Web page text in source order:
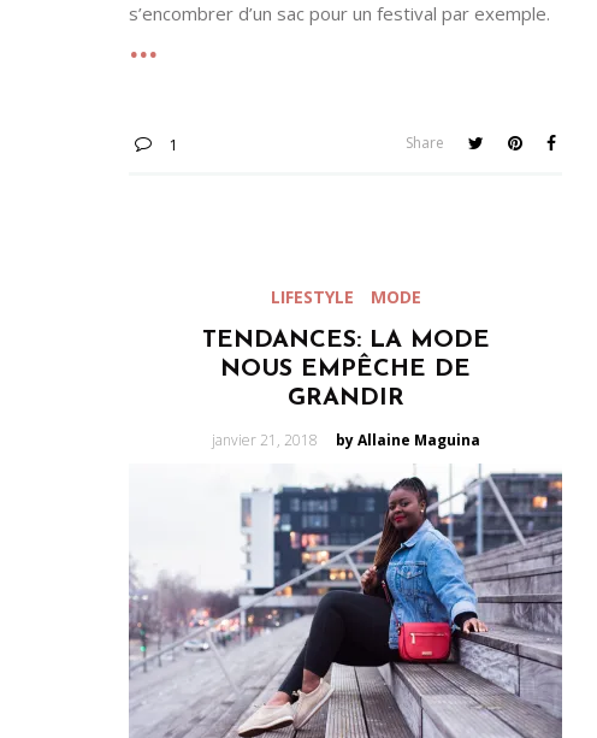
s’encombrer d’un sac pour un festival par exemple.
1 Share
LIFESTYLE MODE
TENDANCES: LA MODE
NOUS EMPÊCHE DE
GRANDIR
Posted
on
janvier 21, 2018 by Allaine Maguina